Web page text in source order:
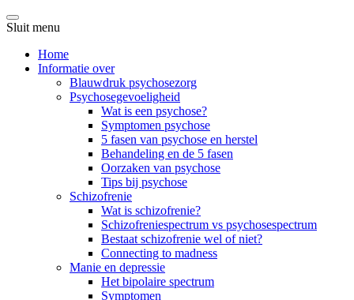
Sluit menu
Home
Informatie over
Blauwdruk psychosezorg
Psychosegevoeligheid
Wat is een psychose?
Symptomen psychose
5 fasen van psychose en herstel
Behandeling en de 5 fasen
Oorzaken van psychose
Tips bij psychose
Schizofrenie
Wat is schizofrenie?
Schizofreniespectrum vs psychosespectrum
Bestaat schizofrenie wel of niet?
Connecting to madness
Manie en depressie
Het bipolaire spectrum
Symptomen